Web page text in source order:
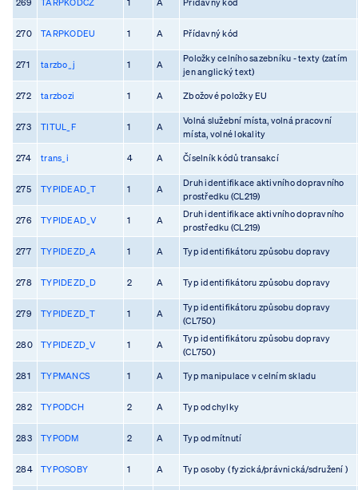
270 TARPKODEU 1 A Přídavný kód
271 tarzbo_j 1 A
Položky celního sazebníku - texty (zatím
jen anglický text)
272 tarzbozi 1 A Zbožové položky EU
273 TITUL_F 1 A
Volná služební místa, volná pracovní
místa, volné lokality
274 trans_i 4 A Číselník kódů transakcí
275 TYPIDEAD_T 1 A
Druh identifikace aktivního dopravního
prostředku (CL219)
276 TYPIDEAD_V 1 A
Druh identifikace aktivního dopravního
prostředku (CL219)
277 TYPIDEZD_A 1 A Typ identifikátoru způsobu dopravy
278 TYPIDEZD_D 2 A Typ identifikátoru způsobu dopravy
279 TYPIDEZD_T 1 A
Typ identifikátoru způsobu dopravy
(CL750)
280 TYPIDEZD_V 1 A
Typ identifikátoru způsobu dopravy
(CL750)
281 TYPMANCS 1 A Typ manipulace v celním skladu
282 TYPODCH 2 A Typ odchylky
283 TYPODM 2 A Typ odmítnutí
284 TYPOSOBY 1 A Typ osoby ( fyzická/právnická/sdružení )